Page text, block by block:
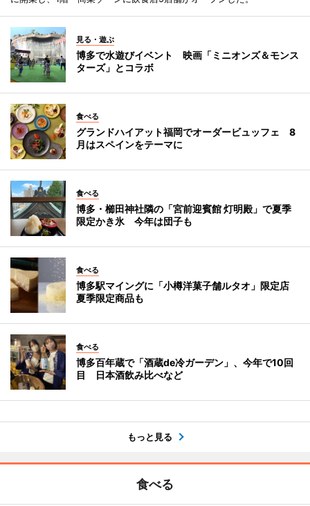
見る・遊ぶ
博多で水遊びイベント 映画「ミニオンズ＆モンス
ターズ」とコラボ
食べる
グランドハイアット福岡でオーダービュッフェ 8
月はスペインをテーマに
食べる
博多・櫛田神社隣の「宮前迎賓館 灯明殿」で夏季
限定かき氷 今年は団子も
食べる
博多駅マイングに「小樽洋菓子舗ルタオ」限定店
夏季限定商品も
食べる
博多百年蔵で「酒蔵de冷ガーデン」、今年で10回
目 日本酒飲み比べなど
もっと見る
食べる